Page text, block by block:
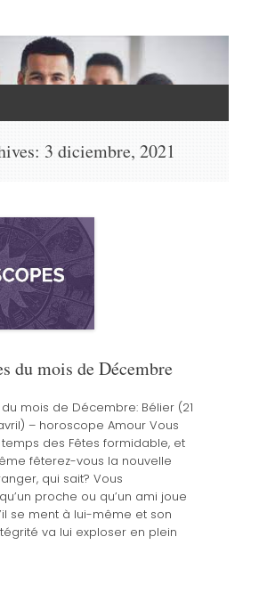
3 diciembre, 2021
du mois de Décembre
mois de Décembre: Bélier (21
– horoscope Amour Vous
des Fêtes formidable, et
fêterez-vous la nouvelle
qui sait? Vous
proche ou qu’un ami joue
se ment à lui-même et son
va lui exploser en plein